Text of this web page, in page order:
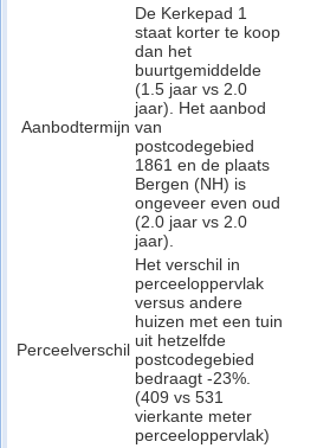
Aanbodtermijn
De Kerkepad 1
staat korter te koop
dan het
buurtgemiddelde
(1.5 jaar vs 2.0
jaar). Het aanbod
van
postcodegebied
1861 en de plaats
Bergen (NH) is
ongeveer even oud
(2.0 jaar vs 2.0
jaar).
Perceelverschil
Het verschil in
perceeloppervlak
versus andere
huizen met een tuin
uit hetzelfde
postcodegebied
bedraagt -23%.
(409 vs 531
vierkante meter
perceeloppervlak)